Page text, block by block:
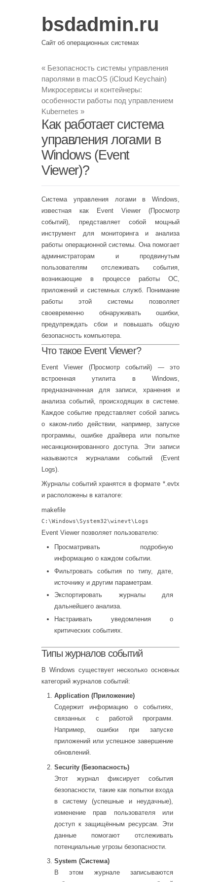
bsdadmin.ru
Сайт об операционных системах
« Безопасность системы управления
паролями в macOS (iCloud Keychain)
Микросервисы и контейнеры:
особенности работы под управлением
Kubernetes »
Как работает система
управления логами в
Windows (Event
Viewer)?
Система управления логами в Windows,
известная как Event Viewer (Просмотр
событий), представляет собой мощный
инструмент для мониторинга и анализа
работы операционной системы. Она помогает
администраторам и продвинутым
пользователям отслеживать события,
возникающие в процессе работы ОС,
приложений и системных служб. Понимание
работы этой системы позволяет
своевременно обнаруживать ошибки,
предупреждать сбои и повышать общую
безопасность компьютера.
Что такое Event Viewer?
Event Viewer (Просмотр событий) — это
встроенная утилита в Windows,
предназначенная для записи, хранения и
анализа событий, происходящих в системе.
Каждое событие представляет собой запись
о каком-либо действии, например, запуске
программы, ошибке драйвера или попытке
несанкционированного доступа. Эти записи
называются журналами событий (Event
Logs).
Журналы событий хранятся в формате *.evtx
и расположены в каталоге:
makefile
C:\Windows\System32\winevt\Logs
Event Viewer позволяет пользователю:
Просматривать подробную
информацию о каждом событии.
Фильтровать события по типу, дате,
источнику и другим параметрам.
Экспортировать журналы для
дальнейшего анализа.
Настраивать уведомления о
критических событиях.
Типы журналов событий
В Windows существует несколько основных
категорий журналов событий:
Application (Приложение)
Содержит информацию о событиях,
связанных с работой программ.
Например, ошибки при запуске
приложений или успешное завершение
обновлений.
Security (Безопасность)
Этот журнал фиксирует события
безопасности, такие как попытки входа
в систему (успешные и неудачные),
изменение прав пользователя или
доступ к защищённым ресурсам. Эти
данные помогают отслеживать
потенциальные угрозы безопасности.
System (Система)
В этом журнале записываются